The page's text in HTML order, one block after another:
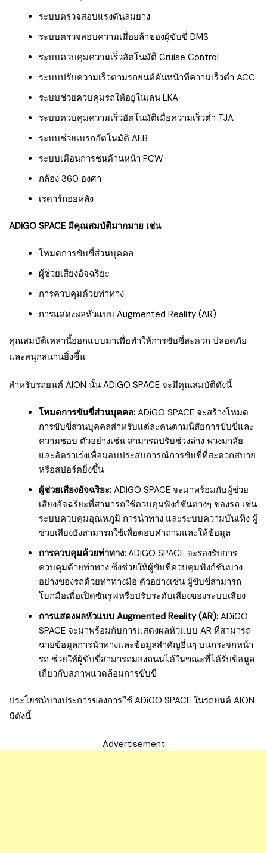
ระบบตรวจสอบแรงดันลมยาง
ระบบตรวจสอบความเมื่อยล้าของผู้ขับขี่ DMS
ระบบควบคุมความเร็วอัตโนมัติ Cruise Control
ระบบปรับความเร็วตามรถยนต์คันหน้าที่ความเร็วต่ำ ACC
ระบบช่วยควบคุมรถให้อยู่ในเลน LKA
ระบบควบคุมความเร็วอัตโนมัติเมื่อความเร็วต่ำ TJA
ระบบช่วยเบรกอัตโนมัติ AEB
ระบบเตือนการชนด้านหน้า FCW
กล้อง 360 องศา
เรดาร์ถอยหลัง
ADiGO SPACE มีคุณสมบัติมากมาย เช่น
โหมดการขับขี่ส่วนบุคคล
ผู้ช่วยเสียงอัจฉริยะ
การควบคุมด้วยท่าทาง
การแสดงผลหัวแบบ Augmented Reality (AR)
คุณสมบัติเหล่านี้ออกแบบมาเพื่อทำให้การขับขี่สะดวก ปลอดภัย
และสนุกสนานยิ่งขึ้น
สำหรับรถยนต์ AION นั้น ADiGO SPACE จะมีคุณสมบัติดังนี้
โหมดการขับขี่ส่วนบุคคล: ADiGO SPACE จะสร้างโหมด
การขับขี่ส่วนบุคคลสำหรับแต่ละคนตามนิสัยการขับขี่และ
ความชอบ ตัวอย่างเช่น สามารถปรับช่วงล่าง พวงมาลัย
และอัตราเร่งเพื่อมอบประสบการณ์การขับขี่ที่สะดวกสบาย
หรือสปอร์ตยิ่งขึ้น
ผู้ช่วยเสียงอัจฉริยะ: ADiGO SPACE จะมาพร้อมกับผู้ช่วย
เสียงอัจฉริยะที่สามารถใช้ควบคุมฟังก์ชันต่างๆ ของรถ เช่น
ระบบควบคุมอุณหภูมิ การนำทาง และระบบความบันเทิง ผู้
ช่วยเสียงยังสามารถใช้เพื่อตอบคำถามและให้ข้อมูล
การควบคุมด้วยท่าทาง: ADiGO SPACE จะรองรับการ
ควบคุมด้วยท่าทาง ซึ่งช่วยให้ผู้ขับขี่ควบคุมฟังก์ชันบาง
อย่างของรถด้วยท่าทางมือ ตัวอย่างเช่น ผู้ขับขี่สามารถ
โบกมือเพื่อเปิดซันรูฟหรือปรับระดับเสียงของระบบเสียง
การแสดงผลหัวแบบ Augmented Reality (AR): ADiGO
SPACE จะมาพร้อมกับการแสดงผลหัวแบบ AR ที่สามารถ
ฉายข้อมูลการนำทางและข้อมูลสำคัญอื่นๆ บนกระจกหน้า
รถ ช่วยให้ผู้ขับขี่สามารถมองถนนได้ในขณะที่ได้รับข้อมูล
เกี่ยวกับสภาพแวดล้อมการขับขี่
ประโยชน์บางประการของการใช้ ADiGO SPACE ในรถยนต์ AION
มีดังนี้
Advertisement